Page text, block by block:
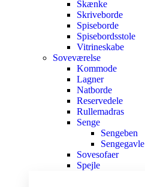
Skænke
Skriveborde
Spiseborde
Spisebordsstole
Vitrineskabe
Soveværelse
Kommode
Lagner
Natborde
Reservedele
Rullemadras
Senge
Sengeben
Sengegavle
Sovesofaer
Spejle